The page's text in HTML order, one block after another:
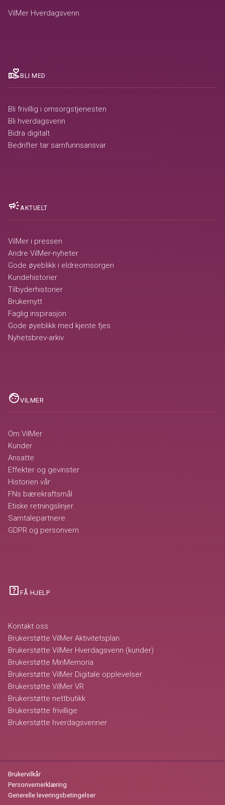
VilMer Hverdagsvenn
volunteer_activismBLI MED
Bli frivillig i omsorgstjenesten
Bli hverdagsvenn
Bidra digitalt
Bedrifter tar samfunnsansvar
campaign AKTUELT
VilMer i pressen
Andre VilMer-nyheter
Gode øyeblikk i eldreomsorgen
Kundehistorier
Tilbyderhistorier
Brukernytt
Faglig inspirasjon
Gode øyeblikk med kjente fjes
Nyhetsbrev-arkiv
faceVILMER
Om VilMer
Kunder
Ansatte
Effekter og gevinster
Historien vår
FNs bærekraftsmål
Etiske retningslinjer
Samtalepartnere
GDPR og personvern
help_center FÅ HJELP
Kontakt oss
Brukerstøtte VilMer Aktivitetsplan
Brukerstøtte VilMer Hverdagsvenn (kunder)
Brukerstøtte MinMemoria
Brukerstøtte VilMer Digitale opplevelser
Brukerstøtte VilMer VR
Brukerstøtte nettbutikk
Brukerstøtte frivillige
Brukerstøtte hverdagsvenner
Brukervilkår
Personvernerklæring
Generelle leveringsbetingelser